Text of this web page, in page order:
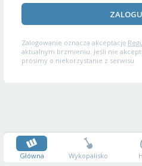
Zalogowanie oznacza akceptację
aktualnym brzmieniu. Jeśli nie
prosimy o niekorzystanie z serwisu.
Główna Wykopalisko